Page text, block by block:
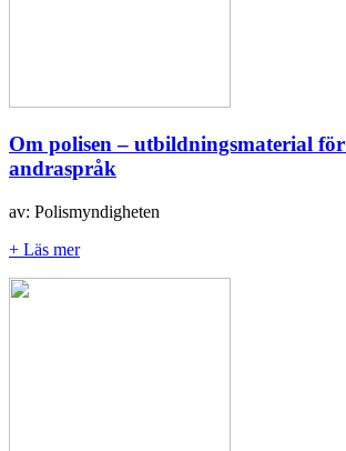
Om polisen – utbildningsmaterial för
andraspråk
av: Polismyndigheten
+ Läs mer